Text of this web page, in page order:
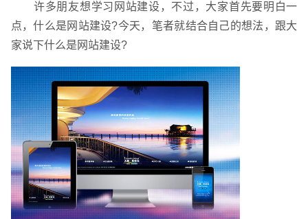
许多朋友想学习网站建设，不过，大家首先要明白一
点，什么是网站建设?今天，笔者就结合自己的想法，跟大
家说下什么是网站建设?